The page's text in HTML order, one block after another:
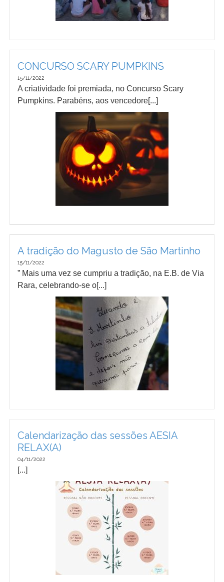
CONCURSO SCARY PUMPKINS
15/11/2022
A criatividade foi premiada, no Concurso Scary
Pumpkins. Parabéns, aos vencedore[...]
A tradição do Magusto de São Martinho
15/11/2022
” Mais uma vez se cumpriu a tradição, na E.B. de Via
Rara, celebrando-se o[...]
Calendarização das sessões AESIA
RELAX(A)
04/11/2022
[...]